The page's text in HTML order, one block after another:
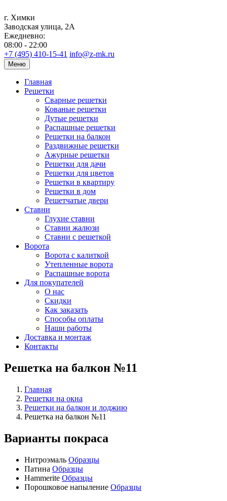
г. Химки
Заводская улица, 2А
Ежедневно:
08:00 - 22:00
+7 (495) 410-15-41 info@z-mk.ru
Меню
Главная
Решетки
Сварные решетки
Кованые решетки
Дутые решетки
Распашные решетки
Решетки на балкон
Раздвижные решетки
Ажурные решетки
Решетки для дачи
Решетки для цветов
Решетки в квартиру
Решетки в дом
Решетчатые двери
Ставни
Глухие ставни
Ставни жалюзи
Ставни с решеткой
Ворота
Ворота с калиткой
Утепленные ворота
Распашные ворота
Для покупателей
О нас
Скидки
Как заказать
Способы оплаты
Наши работы
Доставка и монтаж
Контакты
Решетка на балкон №11
Главная
Решетки на окна
Решетки на балкон и лоджию
Решетка на балкон №11
Варианты покраса
Нитроэмаль Образцы
Патина Образцы
Hammerite Образцы
Порошковое напыление Образцы